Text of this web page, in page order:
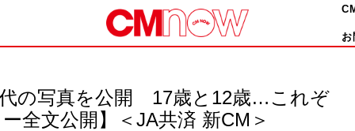
代の写真を公開 17歳と12歳…これぞ
全文公開】＜JA共済 新CM＞